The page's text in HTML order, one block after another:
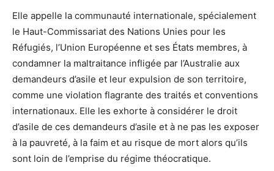
Elle appelle la communauté internationale, spécialement
le Haut-Commissariat des Nations Unies pour les
Réfugiés, l’Union Européenne et ses États membres, à
condamner la maltraitance infligée par l’Australie aux
demandeurs d’asile et leur expulsion de son territoire,
comme une violation flagrante des traités et conventions
internationaux. Elle les exhorte à considérer le droit
d’asile de ces demandeurs d’asile et à ne pas les exposer
à la pauvreté, à la faim et au risque de mort alors qu’ils
sont loin de l’emprise du régime théocratique.